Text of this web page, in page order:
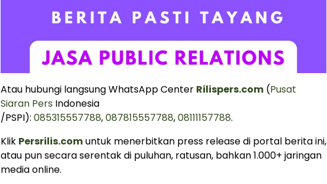
Atau hubungi langsung WhatsApp Center Rilispers.com (Pusat
Siaran Pers Indonesia
/PSPI): 085315557788,087815557788,08111157788.
Klik Persrilis.comuntuk menerbitkan press release di portal berita ini,
atau pun secara serentak di puluhan, ratusan, bahkan 1.000+ jaringan
media online.